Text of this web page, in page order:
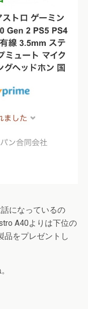
になっているの
A40よりは下位の
品をプレゼントし